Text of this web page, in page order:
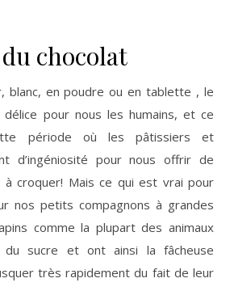
chocolat
blanc, en poudre ou en tablette , le
pour nous les humains, et ce
période où les pâtissiers et
d’ingéniosité pour nous offrir de
croquer! Mais ce qui est vrai pour
nos petits compagnons à grandes
comme la plupart des animaux
du sucre et ont ainsi la fâcheuse
très rapidement du fait de leur